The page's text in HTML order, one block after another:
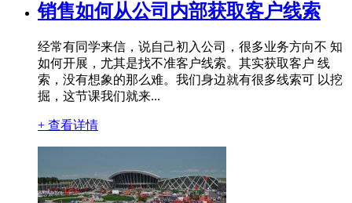
销售如何从公司内部获取客户线索
经常有同学来信，说自己初入公司，很多业务方向不 知
如何开展，尤其是找不准客户线索。其实获取客户 线
索，没有想象的那么难。我们身边就有很多线索可 以挖
掘，这节课我们就来...
+ 查看详情